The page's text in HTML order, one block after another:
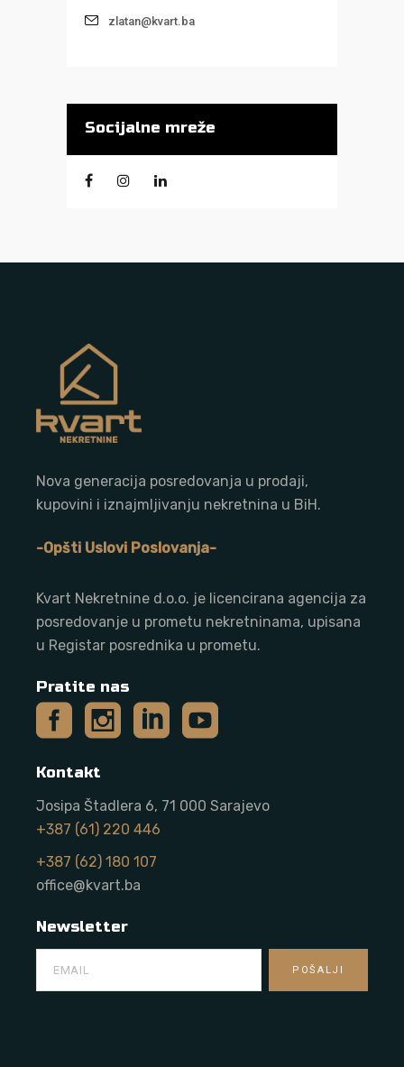
zlatan@kvart.ba
Socijalne mreže
Nova generacija posredovanja u prodaji,
kupovini i iznajmljivanju nekretnina u BiH.
-Opšti Uslovi Poslovanja-
Kvart Nekretnine d.o.o. je licencirana agencija za
posredovanje u prometu nekretninama, upisana
u Registar posrednika u prometu.
Pratite nas
Kontakt
Josipa Štadlera 6, 71 000 Sarajevo
+387 (61) 220 446
+387 (62) 180 107
office@kvart.ba
Newsletter